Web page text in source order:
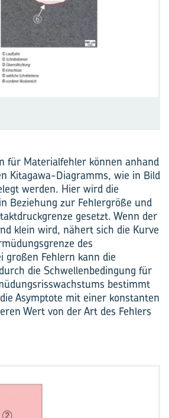
für Materialfehler können anhand
Kitagawa-Diagramms, wie in Bild
werden. Hier wird die
Beziehung zur Fehlergröße und
gesetzt. Wenn der
klein wird, nähert sich die Kurve
des
großen Fehlern kann die
die Schwellen­bedingung für
bestimmt
Asymptote mit einer konstanten
Wert von der Art des Fehlers